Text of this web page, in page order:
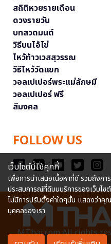
สถิติหวยรายเดือน
ดวงรายวัน
บทสวดมนต์
วิธีบนไอ้ไข่
ไหว้ท้าวเวสสุวรรณ
วิธีไหว้วัดแขก
วอลเปเปอร์พระแม่ลักษมี
วอลเปเปอร์ ฟรี
สีมงคล
FOLLOW US
MThai.com All rights
เว็บไซต์นี้ใช้คุกกี้
เพื่อการนำเสนอเนื้อหาที่ดี รวมถึงก
ประสบการณ์ที่ดีบนบริการของเว็บไซ
ไม่มีการปรับตั้งค่าใดๆนั้น แสดงว่าคุ
บุคคลของเรา